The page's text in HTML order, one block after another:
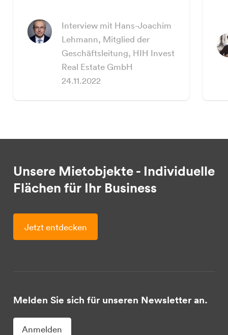
Interview mit Hans-Joachim
Lehmann, Mitglied der
Geschäftsleitung, HIH Invest
Real Estate GmbH
24.11.2022
Unsere Mietobjekte - Individuelle
Flächen für Ihr Business
Jetzt entdecken
Melden Sie sich für unseren Newsletter an.
Anmelden